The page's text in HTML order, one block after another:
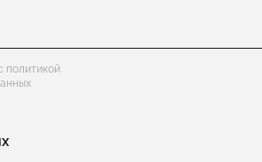
политикой